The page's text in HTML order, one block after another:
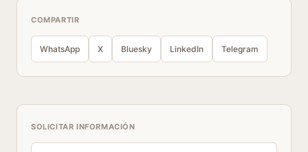
COMPARTIR
WhatsApp X Bluesky LinkedIn Telegram
SOLICITAR INFORMACIÓN